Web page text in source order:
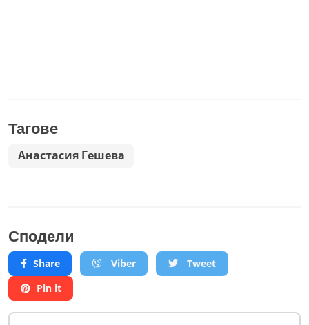
Тагове
Анастасия Гешева
Сподели
Share Viber
Tweet
Pin it